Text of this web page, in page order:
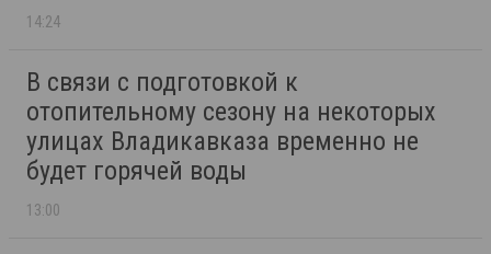
14:24
В связи с подготовкой к
отопительному сезону на некоторых
улицах Владикавказа временно не
будет горячей воды
13:00